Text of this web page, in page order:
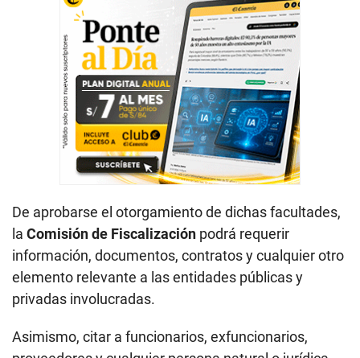
De aprobarse el otorgamiento de dichas facultades,
la Comisión de Fiscalización podrá requerir
información, documentos, contratos y cualquier otro
elemento relevante a las entidades públicas y
privadas involucradas.
Asimismo, citar a funcionarios, exfuncionarios,